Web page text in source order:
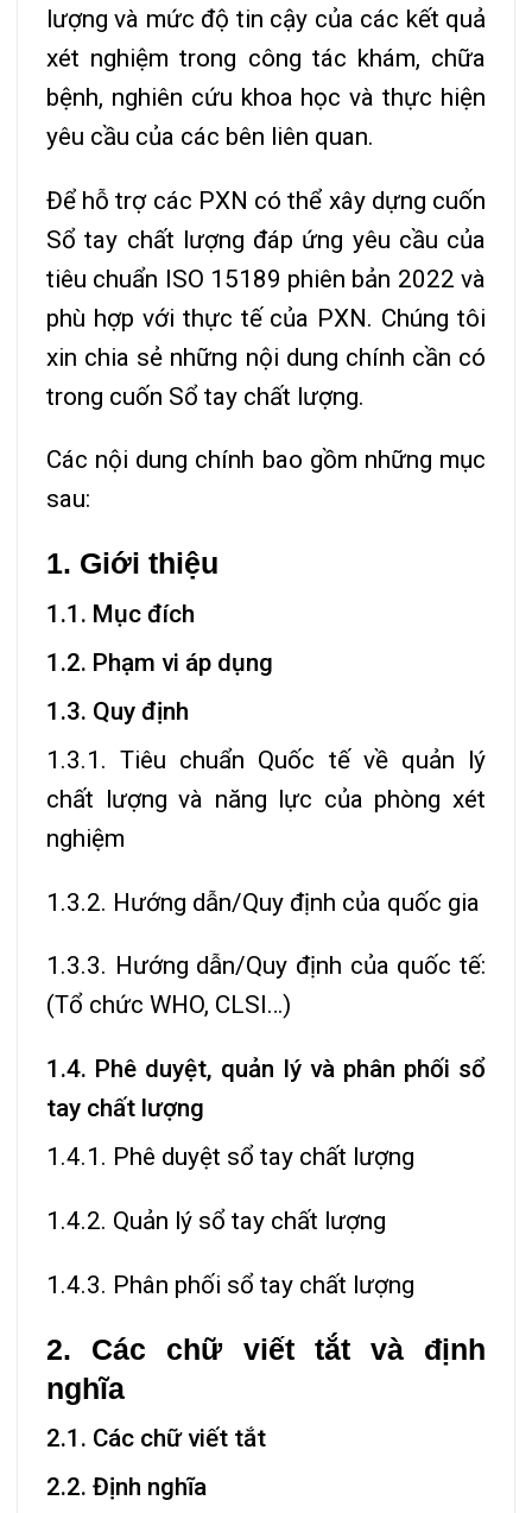
lượng và mức độ tin cậy của các kết quả
xét nghiệm trong công tác khám, chữa
bệnh, nghiên cứu khoa học và thực hiện
yêu cầu của các bên liên quan.
Để hỗ trợ các PXN có thể xây dựng cuốn
Sổ tay chất lượng đáp ứng yêu cầu của
tiêu chuẩn ISO 15189 phiên bản 2022 và
phù hợp với thực tế của PXN. Chúng tôi
xin chia sẻ những nội dung chính cần có
trong cuốn Sổ tay chất lượng.
Các nội dung chính bao gồm những mục
sau:
1. Giới thiệu
1.1. Mục đích
1.2. Phạm vi áp dụng
1.3. Quy định
1.3.1. Tiêu chuẩn Quốc tế về quản lý
chất lượng và năng lực của phòng xét
nghiệm
1.3.2. Hướng dẫn/Quy định của quốc gia
1.3.3. Hướng dẫn/Quy định của quốc tế:
(Tổ chức WHO, CLSI…)
1.4. Phê duyệt, quản lý và phân phối sổ
tay chất lượng
1.4.1. Phê duyệt sổ tay chất lượng
1.4.2. Quản lý sổ tay chất lượng
1.4.3. Phân phối sổ tay chất lượng
2. Các chữ viết tắt và định
nghĩa
2.1. Các chữ viết tắt
2.2. Định nghĩa